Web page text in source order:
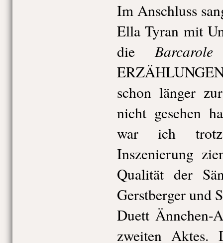
Im Anschluss
Ella Tyran mit
dieBarcarole
schon länger
nicht gesehen
war ich trotz
Inszenierung
Qualität der
Gerstberger und
Duett Ännchen-
zweiten Aktes.